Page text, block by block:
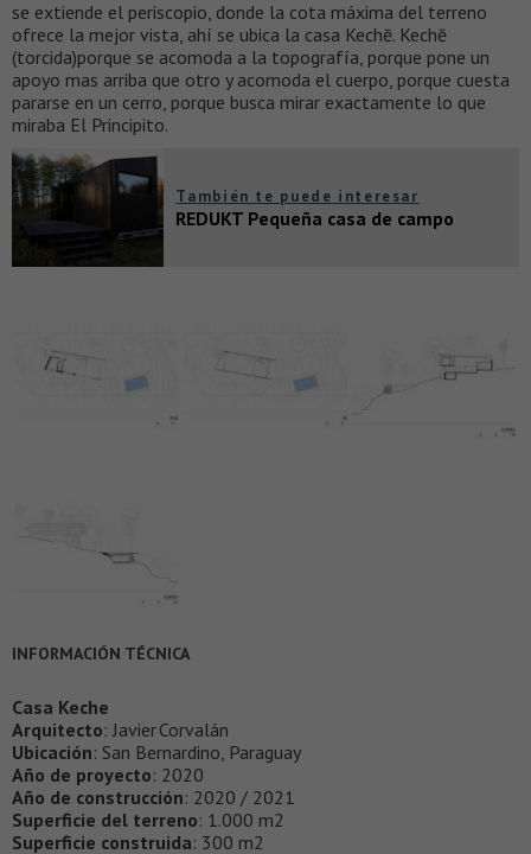
se extiende el periscopio, donde la cota máxima del terreno
ofrece la mejor vista, ahí se ubica la casa Kechē. Kechē
(torcida)porque se acomoda a la topografía, porque pone un
apoyo mas arriba que otro y acomoda el cuerpo, porque cuesta
pararse en un cerro, porque busca mirar exactamente lo que
miraba El Principito.
También te puede interesar
REDUKT Pequeña casa de campo
INFORMACIÓN TÉCNICA
Casa Keche
Arquitecto: Javier Corvalán
Ubicación: San Bernardino, Paraguay
Año de proyecto: 2020
Año de construcción: 2020 / 2021
Superficie del terreno: 1.000 m2
Superficie construida: 300 m2